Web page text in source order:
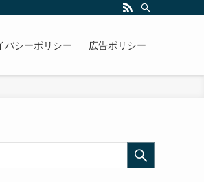
バシーポリシー 広告ポリシー